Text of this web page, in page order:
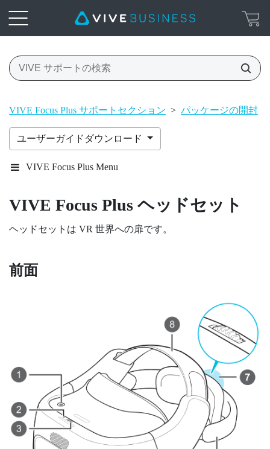
VIVE Focus Plus サポートセクション > パッケージの開封
ユーザーガイドダウンロード
VIVE Focus Plus Menu
VIVE Focus Plus ヘッドセット
ヘッドセットは VR 世界への扉です。
前面